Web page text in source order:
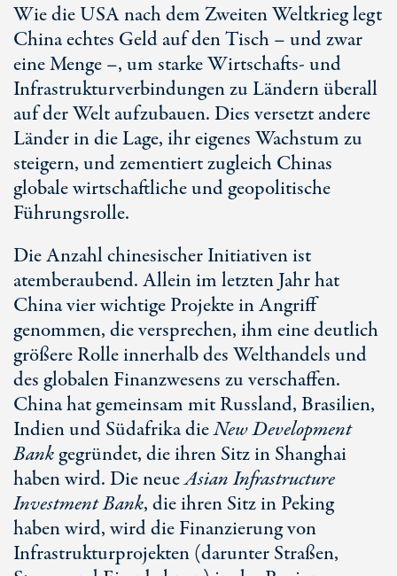
Wie die USA nach dem Zweiten Weltkrieg legt
China echtes Geld auf den Tisch – und zwar
eine Menge –, um starke Wirtschafts- und
Infrastrukturverbindungen zu Ländern überall
auf der Welt aufzubauen. Dies versetzt andere
Länder in die Lage, ihr eigenes Wachstum zu
steigern, und zementiert zugleich Chinas
globale wirtschaftliche und geopolitische
Führungsrolle.
Die Anzahl chinesischer Initiativen ist
atemberaubend. Allein im letzten Jahr hat
China vier wichtige Projekte in Angriff
genommen, die versprechen, ihm eine deutlich
größere Rolle innerhalb des Welthandels und
des globalen Finanzwesens zu verschaffen.
China hat gemeinsam mit Russland, Brasilien,
Indien und Südafrika dieNew Development
Bankgegründet, die ihren Sitz in Shanghai
haben wird. Die neueAsian Infrastructure
Investment Bank, die ihren Sitz in Peking
haben wird, wird die Finanzierung von
Infrastrukturprojekten (darunter Straßen,